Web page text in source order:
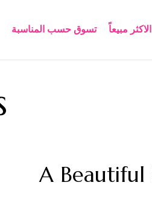
الاكثر مبيعاً​ تسوق حسب المناسبة
A Beautiful